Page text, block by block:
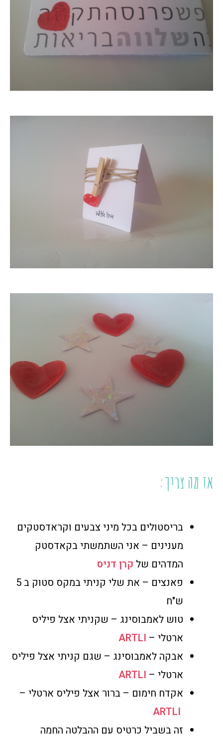
אז מה צריך:
בריסטולים בכל מיני צבעים וקראדסטקים
מענינים – אני השתמשתי בקאדסטק
המדהים של קרן דניס
פאנצים – את שלי קניתי במקס סטוק ב 5
ש"ח
טוש לאמבוסינג – שקניתי אצל פיליס
ארטלי – ARTLI
אבקה לאמבוסינג – שגם קניתי אצל פיליס
ארטלי – ARTLI
אקדח חימום – ברור אצל פיליס ארטלי –
ARTLI
זה בשביל כרטיס עם ההבלטה החמה